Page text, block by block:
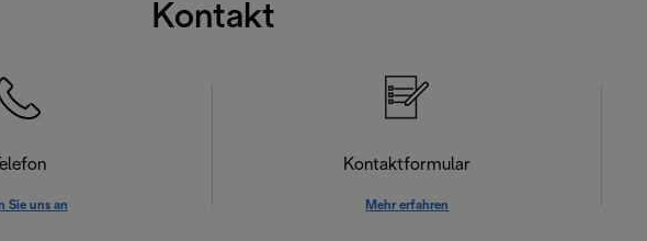
Kontakt
Telefon
Sie uns an
Kontaktformular
Mehr erfahren